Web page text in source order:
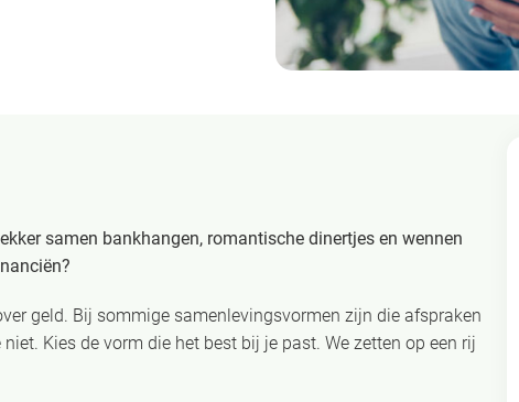
samen bankhangen, romantische dinertjes en wennen
geld. Bij sommige samenlevingsvormen zijn die afspraken
Kies de vorm die het best bij je past. We zetten op een rij